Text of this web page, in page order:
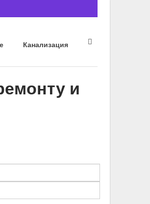
Канализация
и